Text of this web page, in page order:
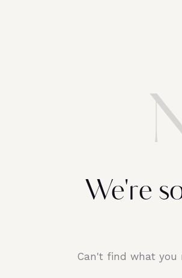
We're
Can't find what you